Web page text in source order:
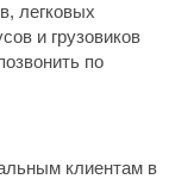
легковых
и грузовиков
по
клиентам в